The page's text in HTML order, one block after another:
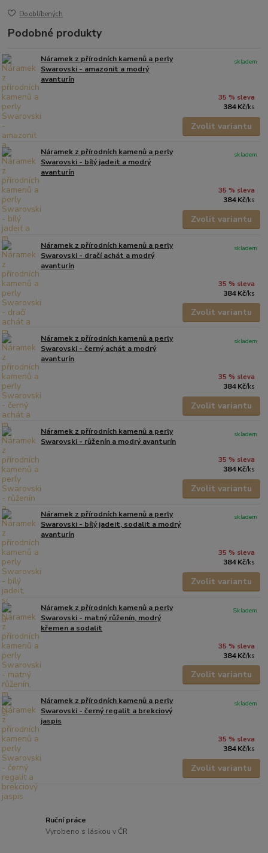
Do oblíbených
Podobné produkty
Náramek z přírodních kamenů a perly
Swarovski - amazonit a modrý
avanturín
35 % sleva
384 Kč/ks
skladem
Zvolit variantu
Náramek z přírodních kamenů a perly
Swarovski - bílý jadeit a modrý
avanturín
35 % sleva
384 Kč/ks
skladem
Zvolit variantu
Náramek z přírodních kamenů a perly
Swarovski - dračí achát a modrý
avanturín
35 % sleva
384 Kč/ks
skladem
Zvolit variantu
Náramek z přírodních kamenů a perly
Swarovski - černý achát a modrý
avanturín
35 % sleva
384 Kč/ks
skladem
Zvolit variantu
Náramek z přírodních kamenů a perly
Swarovski - růženín a modrý avanturín
35 % sleva
384 Kč/ks
skladem
Zvolit variantu
Náramek z přírodních kamenů a perly
Swarovski - bílý jadeit, sodalit a modrý
avanturín
35 % sleva
384 Kč/ks
skladem
Zvolit variantu
Náramek z přírodních kamenů a perly
Swarovski - matný růženín, modrý
křemen a sodalit
35 % sleva
384 Kč/ks
Skladem
Zvolit variantu
Náramek z přírodních kamenů a perly
Swarovski - černý regalit a brekciový
jaspis
35 % sleva
384 Kč/ks
skladem
Zvolit variantu
Ruční práce
Vyrobeno s láskou v ČR